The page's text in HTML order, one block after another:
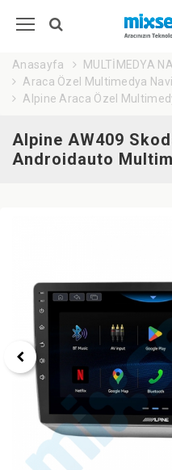
Anasayfa
MULTİMEDYA
Araca Özel Multimedya
Alpine Araca Özel
Alpine AW409
Androidauto